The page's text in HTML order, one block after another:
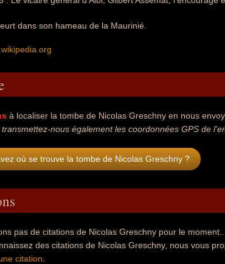
dans son hameau de la Maurinié.
à localiser la tombe de Nicolas Greschny en nous
transmettez-nous également les coordonnées GPS de
où se trouve la tombe de Nicolas Greschny ?
pas de citations de Nicolas Greschny pour le moment...
des citations de Nicolas Greschny, nous vous
citation